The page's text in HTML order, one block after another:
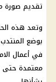
تقديم صورة
وتعد هذه
بوضع
في أعمال
معتمدة حتى